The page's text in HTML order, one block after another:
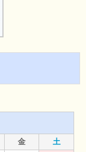
金
土